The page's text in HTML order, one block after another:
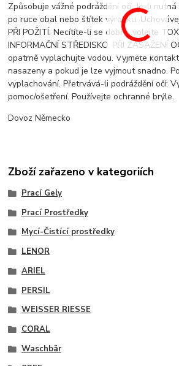
Způsobuje vážné podráždění očí. Je-li
po ruce obal nebo štítek výrobku.
PŘI POŽITÍ: Necítíte-li se dobře, volejte
INFORMAČNÍ STŘEDISKO. PŘI ZASAŽENÍ
opatrně vyplachujte vodou. Vyjměte
nasazeny a pokud je lze vyjmout snadno.
vyplachování. Přetrvává-li podráždění očí:
pomoc/ošetření. Používejte ochranné brýle.
Dovoz Německo
Zboží zařazeno v kategoriích
Prací Gely
Prací Prostředky
Mycí-Čistící prostředky
LENOR
ARIEL
PERSIL
WEISSER RIESSE
CORAL
Waschbär